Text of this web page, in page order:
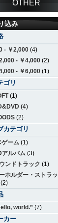
OTHER
込み
- ￥2,000 (4)
- ￥4,000 (2)
- ￥6,000 (1)
ゴリ
(1)
(4)
(2)
カテゴリ
ゲーム (1)
アルバム (3)
ンドトラック (1)
ホルダー・ストラッ
world.” (7)
カー